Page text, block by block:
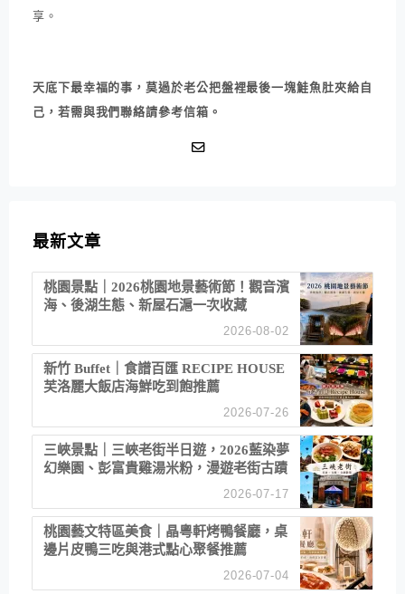
享。
天底下最幸福的事，莫過於老公把盤裡最後一塊鮭魚肚夾給自
己，若需與我們聯絡請參考信箱。
最新文章
桃園景點｜2026桃園地景藝術節！觀音濱
海、後湖生態、新屋石滬一次收藏
2026-08-02
新竹 Buffet｜食譜百匯 RECIPE HOUSE
芙洛麗大飯店海鮮吃到飽推薦
2026-07-26
三峽景點｜三峽老街半日遊，2026藍染夢
幻樂園、彭富貴雞湯米粉，漫遊老街古蹟
2026-07-17
桃園藝文特區美食｜晶粵軒烤鴨餐廳，桌
邊片皮鴨三吃與港式點心聚餐推薦
2026-07-04